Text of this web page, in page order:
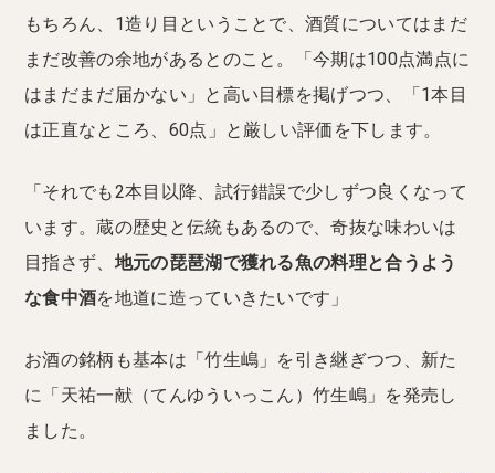
もちろん、1造り目ということで、酒質についてはまだ
まだ改善の余地があるとのこと。「今期は100点満点に
はまだまだ届かない」と高い目標を掲げつつ、「1本目
は正直なところ、60点」と厳しい評価を下します。
「それでも2本目以降、試行錯誤で少しずつ良くなって
います。蔵の歴史と伝統もあるので、奇抜な味わいは
目指さず、 地元の琵琶湖で獲れる魚の料理と合うよう
な食中酒を地道に造っていきたいです」
お酒の銘柄も基本は「竹生嶋」を引き継ぎつつ、新た
に「天祐一献（てんゆういっこん）竹生嶋」を発売し
ました。